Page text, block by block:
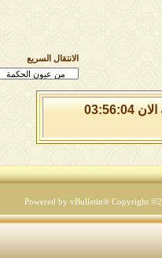
الانتقال السريع
الاحد 9 من اغسطس 2026 , الساعة الان 03:56:04
Powered by vBulletin® Copyright